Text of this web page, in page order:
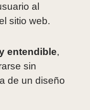
al
sitio web.
entendible,
sin
de un diseño